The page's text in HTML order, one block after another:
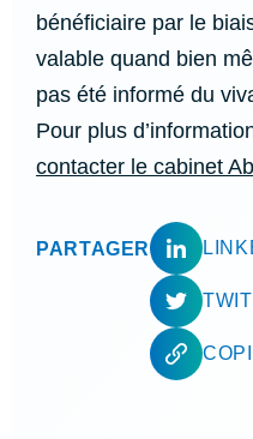
bénéficiaire par le
valable quand bien
pas été informé du
Pour plus
contacter le cabinet
PARTAGER